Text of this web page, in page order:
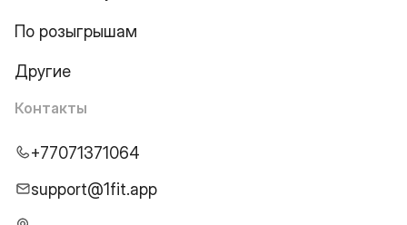
По розыгрышам
Другие
Контакты
+77071371064
support@1fit.app